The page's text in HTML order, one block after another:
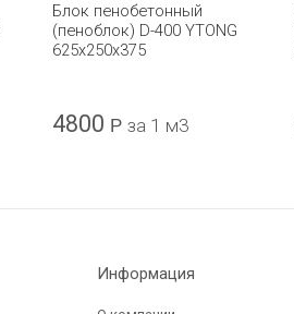
Блок пенобетонный
(пеноблок) D-400 YTONG
625х250х375
4800 Р за 1 м3
Информация